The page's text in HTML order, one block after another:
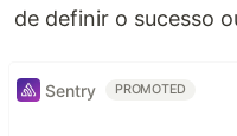
de definir o sucesso
Sentry PROMOTED